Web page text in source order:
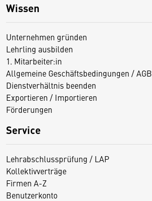
Wissen
Unternehmen gründen
Lehrling ausbilden
1. Mitarbeiter:in
Allgemeine Geschäftsbedingungen / AGB
Dienstverhältnis beenden
Exportieren / Importieren
Förderungen
Service
Lehrabschlussprüfung / LAP
Kollektivverträge
Firmen A-Z
Benutzerkonto